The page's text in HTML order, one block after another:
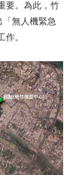
要。為此，竹
無人機緊急
。